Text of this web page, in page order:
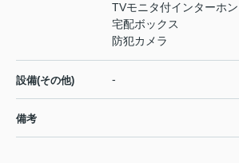
TVモニタ付インターホン
宅配ボックス
防犯カメラ
設備(その他) -
備考